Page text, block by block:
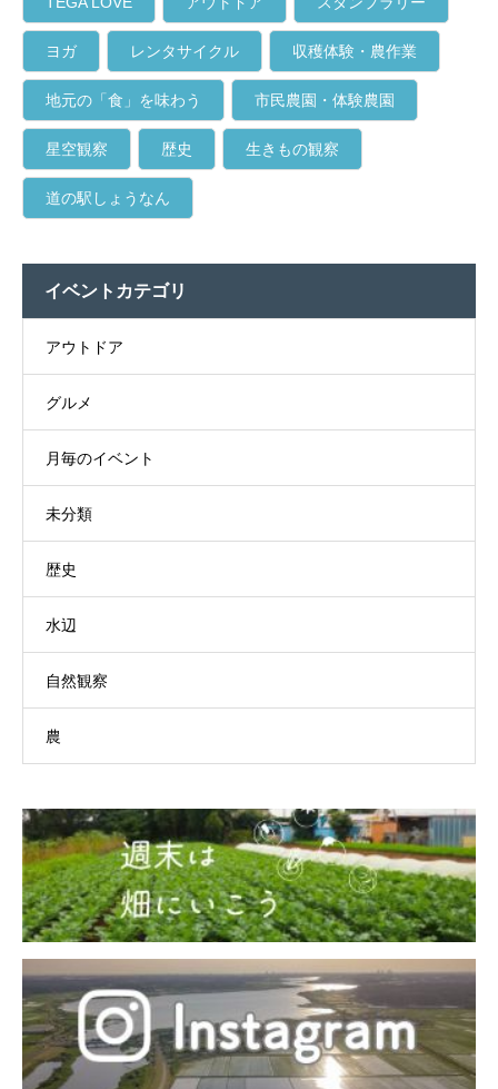
ヨガ レンタサイクル 収穫体験・農作業
地元の「食」を味わう 市民農園・体験農園
星空観察 歴史 生きもの観察
道の駅しょうなん
イベントカテゴリ
アウトドア
グルメ
月毎のイベント
未分類
歴史
水辺
自然観察
農